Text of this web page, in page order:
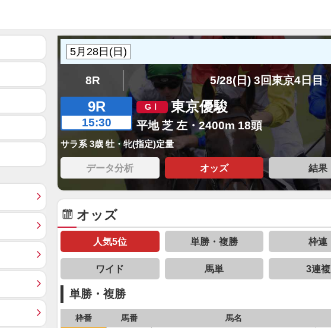
8R 5/28(日) 3回東京4日目
9R
15:30
東京優駿
平地 芝 左・2400m 18頭
サラ系 3歳 牡・牝(指定)定量
データ分析 オッズ 結果
オッズ
人気5位 単勝・複勝 枠連
ワイド 馬単 3連複
単勝・複勝
枠番 馬番 馬名